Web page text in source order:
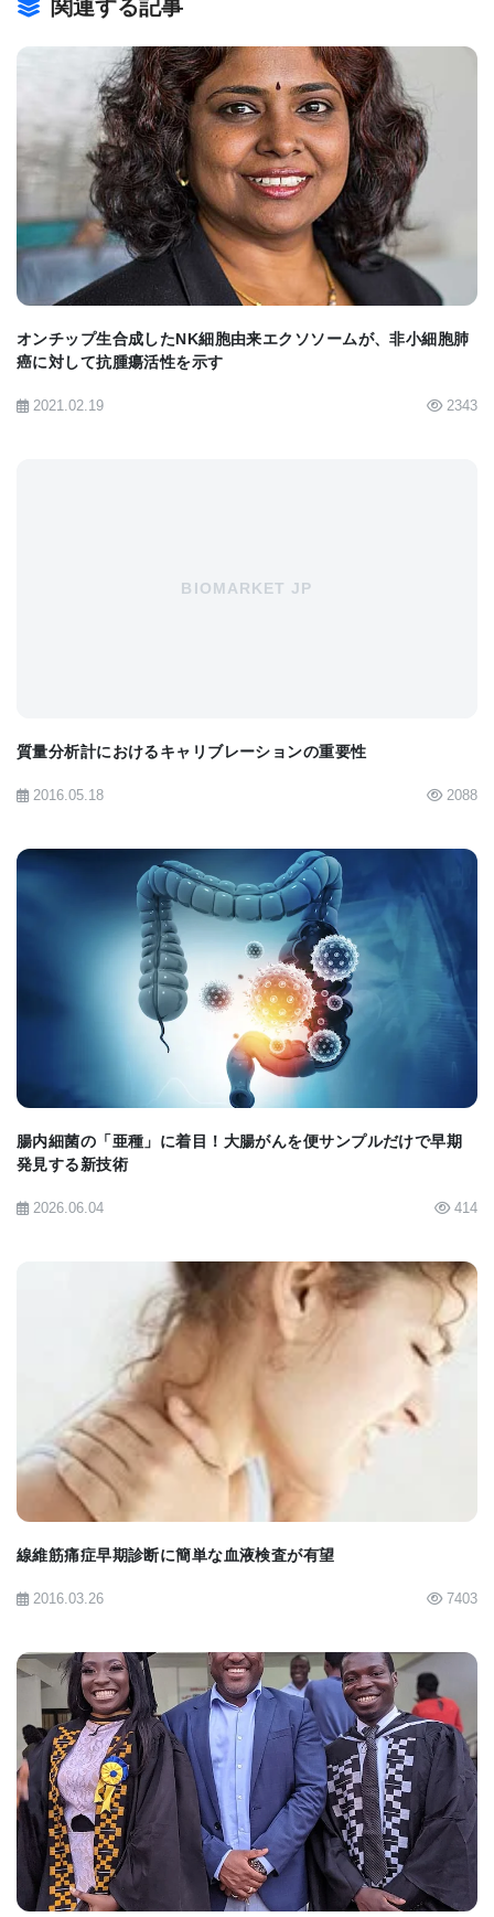
6（IL-6）と関連しており、重篤な症状の既知のマー
カーだ。 研究者らは、これらの関連タンパク質を標
的とする薬物を使用することにより、これらの症状
のいくつかを緩和することが可能かもしれないと示
唆している。
フランシスクリック研究所のグループリーダーおよ
びシャリテー – ベルリン医科大学の生化学部長で、
Cell Systems論文の上級著者であるMarkus Ralser
博士は、次のように述べている。「この研究で使用
した堅牢な方法は、 疾患の進行を予測し、治療の潜
在的なターゲットを見つけられる。 我々のアプロー
チは、現在および将来、他の疾患にも簡単に適用で
の主執筆者で科学者でもあるVadim Demichev博士
を得ることは非常に有用であることが証明されてい
このアプローチを実装するためのすべてのプロトコ
ルとソフトウェアは無料で入手できる。
バイオバンクのジェネレーションスコットランド
（GS）スタディ内で取得した市販の血漿および血清
コントロールサンプルの生データは、データセット
識別子PXD018874を含むPRIDE (Perez-Riverol et
al., 2019) パートナーリポジトリを介して
ProteomeXchangeコンソーシアムに提出された。
GSの参加者の同意条件に従い、個人レベルのデータ
セス委員会によって承認を得る必要がある。
access@generationscotland.orgまで 。
DIA-NNソフトウェアスイート
DiaNN Rパッケ
はオープンソースであり、無料でダウンロード
できる。
Biomarkers to Predict Disease Severity and
Possibly Direct Different Courses of Treatment
[Press Release] [Cell Systems article]
関連する記事
BIOMARKET JP
オンチップ生合成したNK細胞由来エクソソームが、非小細胞肺
癌に対して抗腫瘍活性を示す
2021.02.19 2343
BIOMARKET JP
質量分析計におけるキャリブレーションの重要性
2016.05.18 2088
BIOMARKET JP
腸内細菌の「亜種」に着目！大腸がんを便サンプルだけで早期
発見する新技術
2026.06.04 414
BIOMARKET JP
線維筋痛症早期診断に簡単な血液検査が有望
2016.03.26 7403
BIOMARKET JP